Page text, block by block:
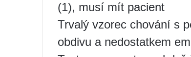
(1), musí mít pacient
Trvalý vzorec chování s
obdivu a nedostatkem